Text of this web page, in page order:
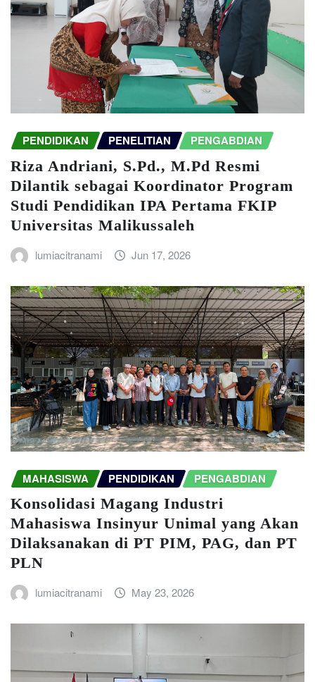
PENDIDIKAN PENELITIAN PENGABDIAN
Riza Andriani, S.Pd., M.Pd Resmi
Dilantik sebagai Koordinator Program
Studi Pendidikan IPA Pertama FKIP
Universitas Malikussaleh
lumiacitranami Jun 17, 2026
MAHASISWA PENDIDIKAN PENGABDIAN
Konsolidasi Magang Industri
Mahasiswa Insinyur Unimal yang Akan
Dilaksanakan di PT PIM, PAG, dan PT
PLN
lumiacitranami May 23, 2026